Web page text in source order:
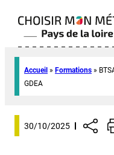
Accueil » Formations »
GDEA
30/10/2025